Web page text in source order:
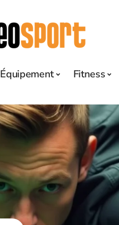
Équipement Fitness